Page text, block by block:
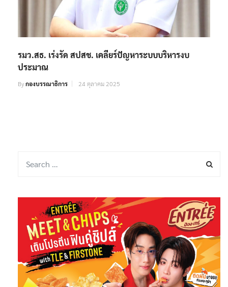
รมว.สธ. เร่งรัด สปสช. เคลียร์ปัญหาระบบบริหารงบ
ประมาณ
Byกองบรรณาธิการ 24 ตุลาคม 2025